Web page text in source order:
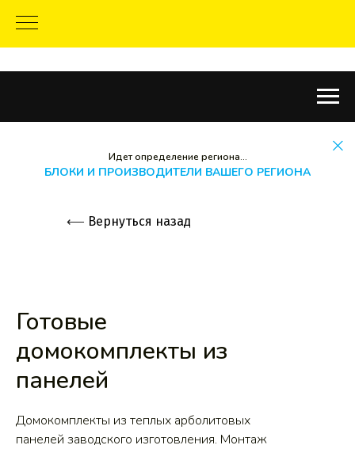
Идет определение региона...
БЛОКИ И ПРОИЗВОДИТЕЛИ ВАШЕГО РЕГИОНА
⟵ Вернуться назад
Готовые
домокомплекты из
панелей
Домокомплекты из теплых арболитовых
панелей заводского изготовления. Монтаж